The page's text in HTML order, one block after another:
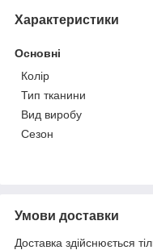
Характеристики
Основні
Колір
Тип тканини
Вид виробу
Сезон
Умови доставки
Доставка здійснюється